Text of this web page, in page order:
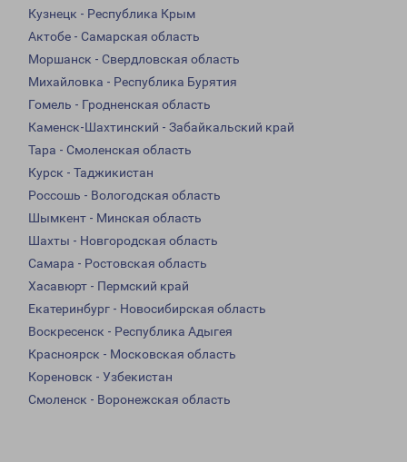
Кузнецк - Республика Крым
Актобе - Самарская область
Моршанск - Свердловская область
Михайловка - Республика Бурятия
Гомель - Гродненская область
Каменск-Шахтинский - Забайкальский край
Тара - Смоленская область
Курск - Таджикистан
Россошь - Вологодская область
Шымкент - Минская область
Шахты - Новгородская область
Самара - Ростовская область
Хасавюрт - Пермский край
Екатеринбург - Новосибирская область
Воскресенск - Республика Адыгея
Красноярск - Московская область
Кореновск - Узбекистан
Смоленск - Воронежская область